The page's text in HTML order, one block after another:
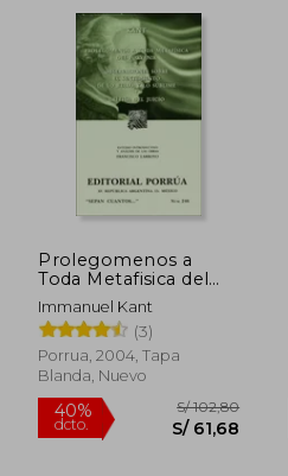
Prolegomenos a
Toda Metafisica del
Porvenir;
Orservaciones Sobre
el Sentimiento de lo
Bello y lo Sublime;
Critica del Juicio
Immanuel Kant
(3)
Porrua, 2004, Tapa
Blanda, Nuevo